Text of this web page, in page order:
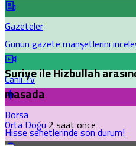
Gazeteler
Günün gazete manşetlerini
Canlı Tv
Borsa
Hisse senetlerinde son durum!
Suriye ile Hizbullah
masada
Orta Doğu2 saat önce